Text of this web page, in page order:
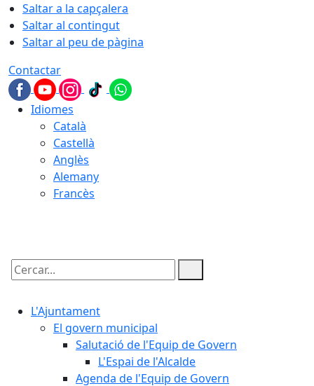
Saltar a la capçalera
Saltar al contingut
Saltar al peu de pàgina
Contactar
Idiomes
Català
Castellà
Anglès
Alemany
Francès
Cercar:
L'Ajuntament
El govern municipal
Salutació de l'Equip de Govern
L'Espai de l'Alcalde
Agenda de l'Equip de Govern